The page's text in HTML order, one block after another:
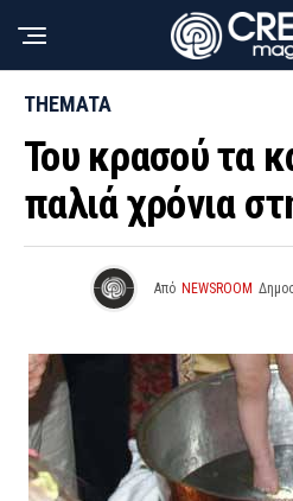
THEMATA
Του κρασού τα
παλιά χρόνια
Από NEWSROOM